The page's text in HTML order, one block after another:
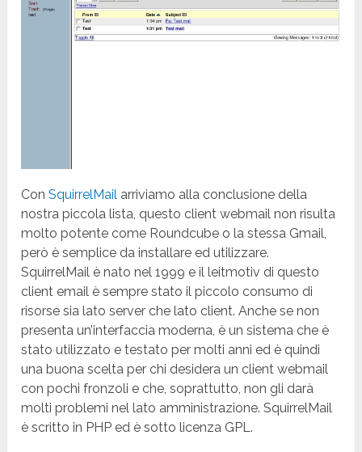
ConSquirrelMail arriviamo alla conclusione della
nostra piccola lista, questo client webmail non risulta
molto potente come Roundcube o la stessa Gmail,
però è semplice da installare ed utilizzare.
SquirrelMail è nato nel 1999 e il leitmotiv di questo
client email è sempre stato il piccolo consumo di
risorse sia lato server che lato client. Anche se non
presenta un’interfaccia moderna, è un sistema che è
stato utilizzato e testato per molti anni ed è quindi
una buona scelta per chi desidera un client webmail
con pochi fronzoli e che, soprattutto, non gli darà
molti problemi nel lato amministrazione. SquirrelMail
è scritto in PHP ed è sotto licenza GPL.